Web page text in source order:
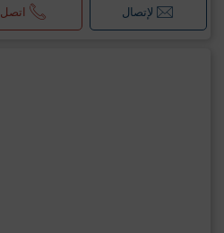
لإتصال اتصل